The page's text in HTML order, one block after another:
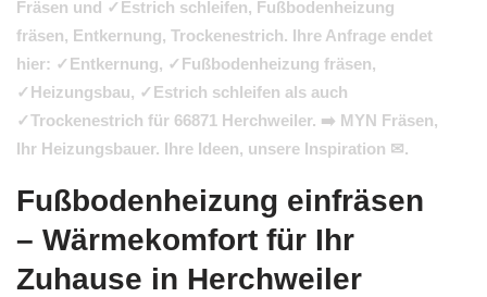
Fräsen und ✓Estrich schleifen, Fußbodenheizung
fräsen, Entkernung, Trockenestrich. Ihre Anfrage endet
hier: ✓Entkernung, ✓Fußbodenheizung fräsen,
✓Heizungsbau, ✓Estrich schleifen als auch
✓Trockenestrich für 66871 Herchweiler. ➡️ MYN Fräsen,
Ihr Heizungsbauer. Ihre Ideen, unsere Inspiration ✉.
Fußbodenheizung einfräsen
– Wärmekomfort für Ihr
Zuhause in Herchweiler